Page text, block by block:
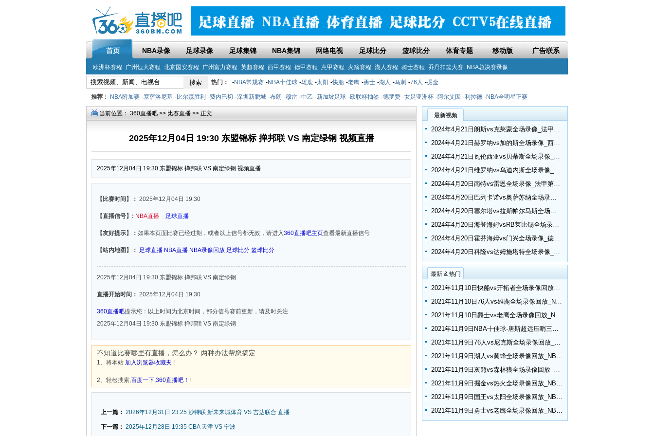
首页 NBA录像 足球录像 足球集锦 NBA集锦 网络电视 足球比分 篮球比分 体育专题 移动版 广告联系
欧洲杯赛程 广州恒大赛程 北京国安赛程 广州富力赛程 英超赛程 西甲赛程 德甲赛程 意甲赛程 火箭赛程 湖人赛程 骑士赛程 乔丹扣篮大赛 NBA总决赛录像
热门： -NBA常规赛 -NBA十佳球 -雄鹿 -太阳 -快船 -老鹰 -勇士 -湖人 -马刺 -76人 -掘金
推荐： NBA附加赛 -塞萨洛尼基 -比尔森胜利 -费内巴切 -深圳新鹏城 -布朗 -穆雷 -中乙 -新加坡足球 -欧联杯抽签 -德罗赞 -女足亚洲杯 -阿尔艾因 -利拉德 -NBA全明星正赛
当前位置： 360直播吧 >> 比赛直播 >> 正文
2025年12月04日 19:30 东盟锦标 掸邦联 VS 南定绿钢 视频直播
2025年12月04日 19:30 东盟锦标 掸邦联 VS 南定绿钢 视频直播
【比赛时间】： 2025年12月04日 19:30
【直播信号】: NBA直播 足球直播
【友好提示】： 如果本页面比赛已经过期，或者以上信号都无效，请进入360直播吧主页查看最新直播信号
【站内地图】： 足球直播 NBA直播 NBA录像回放 足球比分 篮球比分
2025年12月04日 19:30 东盟锦标 掸邦联 VS 南定绿钢
直播开始时间： 2025年12月04日 19:30
360直播吧提示您：以上时间为北京时间，部分信号赛前更新，请及时关注
2025年12月04日 19:30 东盟锦标 掸邦联 VS 南定绿钢
不知道比赛哪里有直播，怎么办？ 两种办法帮您搞定
1、将本站 加入浏览器收藏夹 !
2、轻松搜索,百度一下,360直播吧！ !
上一篇： 2026年12月31日 23:25 沙特联 新未来城体育 VS 吉达联合 直播
下一篇： 2025年12月28日 19:35 CBA 天津 VS 宁波
最新视频
2024年4月21日朗斯vs克莱蒙全场录像_法甲第30轮
2024年4月21日赫罗纳vs加的斯全场录像_西甲第32轮
2024年4月21日瓦伦西亚vs贝蒂斯全场录像_西甲第32轮
2024年4月21日维罗纳vs乌迪内斯全场录像_意甲第33轮
2024年4月20日南特vs雷恩全场录像_法甲第30轮
2024年4月20日巴列卡诺vs奥萨苏纳全场录像_西甲第32轮
2024年4月20日塞尔塔vs拉斯帕尔马斯全场录像_西甲第32轮
2024年4月20日海登海姆vsRB莱比锡全场录像_德甲第30轮
2024年4月20日霍芬海姆vs门兴全场录像_德甲第30轮
2024年4月20日科隆vs达姆施塔特全场录像_德甲第30轮
最新 & 热门
2021年11月10日快船vs开拓者全场录像回放_NBA常规赛
2021年11月10日76人vs雄鹿全场录像回放_NBA常规赛
2021年11月10日爵士vs老鹰全场录像回放_NBA常规赛
2021年11月9日NBA十佳球-唐斯超远压哨三分 小乔丹空接隔扣
2021年11月9日76人vs尼克斯全场录像回放_NBA常规赛
2021年11月9日湖人vs黄蜂全场录像回放_NBA常规赛
2021年11月9日灰熊vs森林狼全场录像回放_NBA常规赛
2021年11月9日掘金vs热火全场录像回放_NBA常规赛
2021年11月9日国王vs太阳全场录像回放_NBA常规赛
2021年11月9日勇士vs老鹰全场录像回放_NBA常规赛